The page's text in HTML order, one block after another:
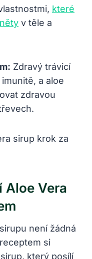
které
v těle a
Zdravý trávicí
a aloe
zdravou
Aloe Vera
není žádná
si
který posílí